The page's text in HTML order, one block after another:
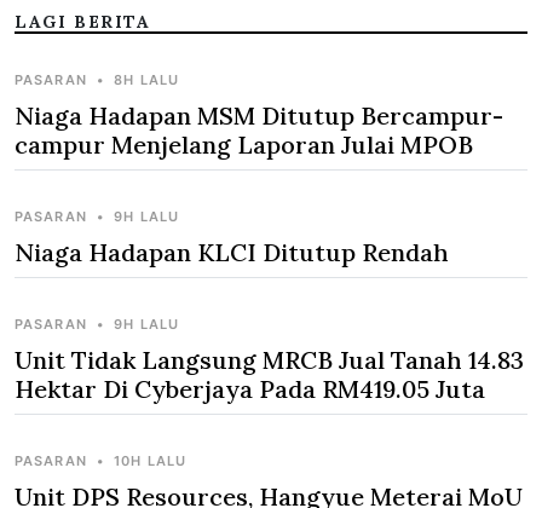
LAGI BERITA
PASARAN • 8H LALU
Niaga Hadapan MSM Ditutup Bercampur-
campur Menjelang Laporan Julai MPOB
PASARAN • 9H LALU
Niaga Hadapan KLCI Ditutup Rendah
PASARAN • 9H LALU
Unit Tidak Langsung MRCB Jual Tanah 14.83
Hektar Di Cyberjaya Pada RM419.05 Juta
PASARAN • 10H LALU
Unit DPS Resources, Hangyue Meterai MoU